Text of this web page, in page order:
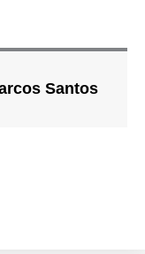
Santos